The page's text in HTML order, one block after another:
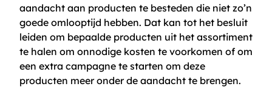
aandacht aan producten te besteden die niet zo’n
goede omlooptijd hebben. Dat kan tot het besluit
leiden om bepaalde producten uit het assortiment
te halen om onnodige kosten te voorkomen of om
een extra campagne te starten om deze
producten meer onder de aandacht te brengen.